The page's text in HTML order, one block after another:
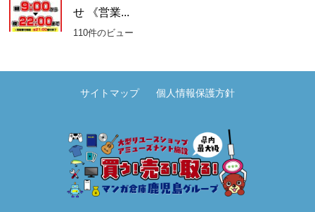
せ 《営業...
110件のビュー
サイトマップ 個人情報保護方針